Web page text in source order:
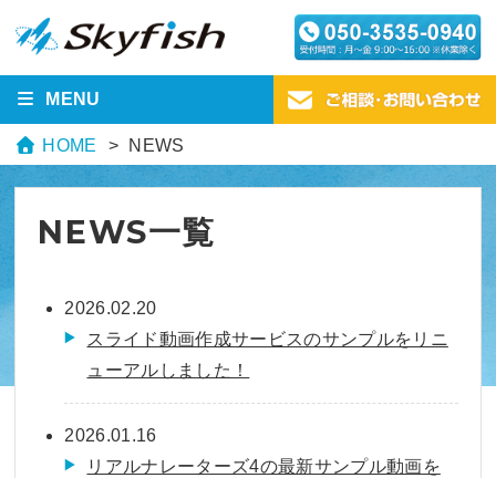
MENU
HOME NEWS
NEWS一覧
2026.02.20
スライド動画作成サービスのサンプルをリニ
ューアルしました！
2026.01.16
リアルナレーターズ4の最新サンプル動画を